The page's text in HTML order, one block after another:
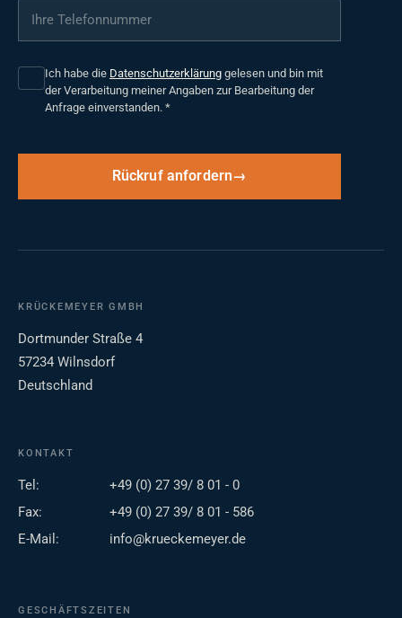
Ihre Telefonnummer
Ich habe die Datenschutzerklärung gelesen und bin mit
der Verarbeitung meiner Angaben zur Bearbeitung der
Anfrage einverstanden. *
Rückruf anfordern
KRÜCKEMEYER GMBH
Dortmunder Straße 4
57234 Wilnsdorf
Deutschland
KONTAKT
Tel:
+49 (0) 27 39/ 8 01 - 0
Fax:
+49 (0) 27 39/ 8 01 - 586
E-Mail:
info@krueckemeyer.de
GESCHÄFTSZEITEN